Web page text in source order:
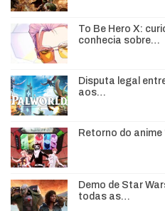
To Be Hero X:
conhecia sobre…
Disputa legal
aos…
Retorno do
Demo de Star
todas as…